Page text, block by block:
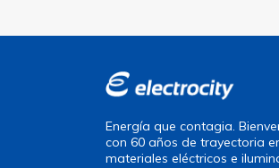
Energía que contagia.
con 60 años de trayectoria
materiales eléctricos e